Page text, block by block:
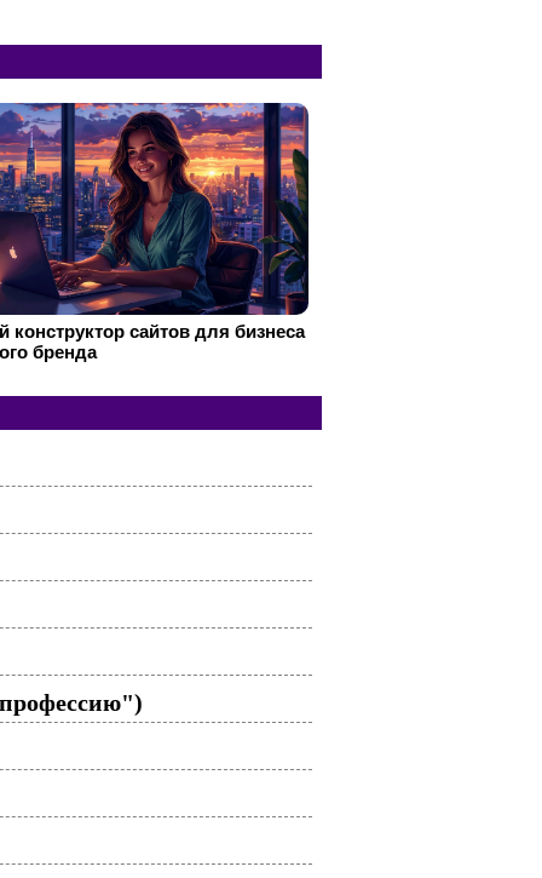
конструктор сайтов для бизнеса
бренда